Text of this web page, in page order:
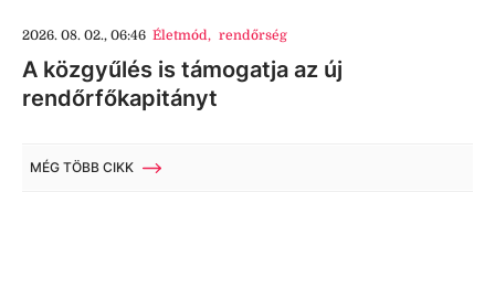
2026. 08. 02., 06:46 Életmód, rendőrség
A közgyűlés is támogatja az új
rendőrfőkapitányt
MÉG TÖBB CIKK